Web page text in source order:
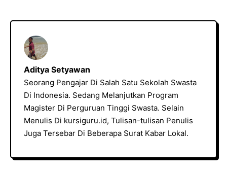
Aditya Setyawan
Seorang Pengajar Di Salah Satu Sekolah Swasta
Di Indonesia. Sedang Melanjutkan Program
Magister Di Perguruan Tinggi Swasta. Selain
Menulis Di kursiguru.id, Tulisan-tulisan Penulis
Juga Tersebar Di Beberapa Surat Kabar Lokal.